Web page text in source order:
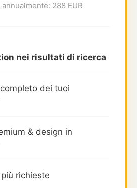
annualmente: 288 EUR
nei risultati di ricerca
dei tuoi
& design in
richieste